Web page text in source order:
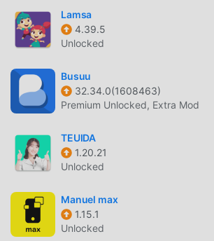
ومتاحة بنسبة 100٪. الآن ، ما عليك سوى تنزيل moddroid إلى
العميل ، يمكنك تنزيل وتثبيت Freeاصدار التعديل 수강신청 4.0.3
ما عليك سوى النقر فوق زر التنزيل لتثبيت تطبيق moddroid ،
تثبيت moddroid بنقرة واحدة ، وهناك المزيد من تطبيقات mod
تنتظر عليك أن تلعب ، ماذا تنتظر ، قم بتنزيله
Lamsa
4.39.5
Unlocked
Busuu
32.34.0(1608463)
Premium Unlocked, Extra Mod
TEUIDA
1.20.21
Unlocked
Manuel max
1.15.1
Unlocked